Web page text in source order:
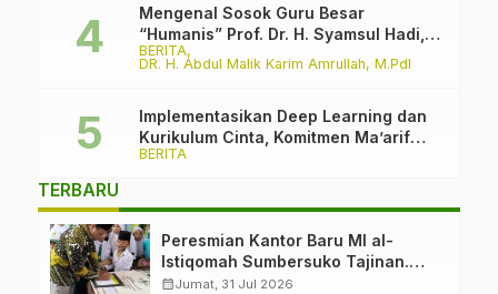
BERITA
DR. H. Abdul Malik Karim Amrullah, M.PdI
Mengenal Sosok Guru Besar
“Humanis” Prof. Dr. H. Syamsul Hadi,
M.Pd., M.Ed.
BERITA
Implementasikan Deep Learning dan
Kurikulum Cinta, Komitmen Ma’arif
PCNU Kabupaten Malang Melawan
TERBARU
Peresmian Kantor Baru MI al-
Istiqomah Sumbersuko Tajinan.
Ketua LP Ma’arif PCNU Malang
calendar_monthJumat, 31 Jul 2026